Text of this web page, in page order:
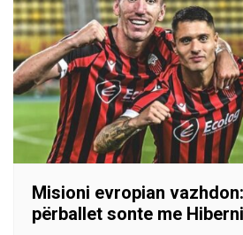
Misioni evropian
përballet sonte me